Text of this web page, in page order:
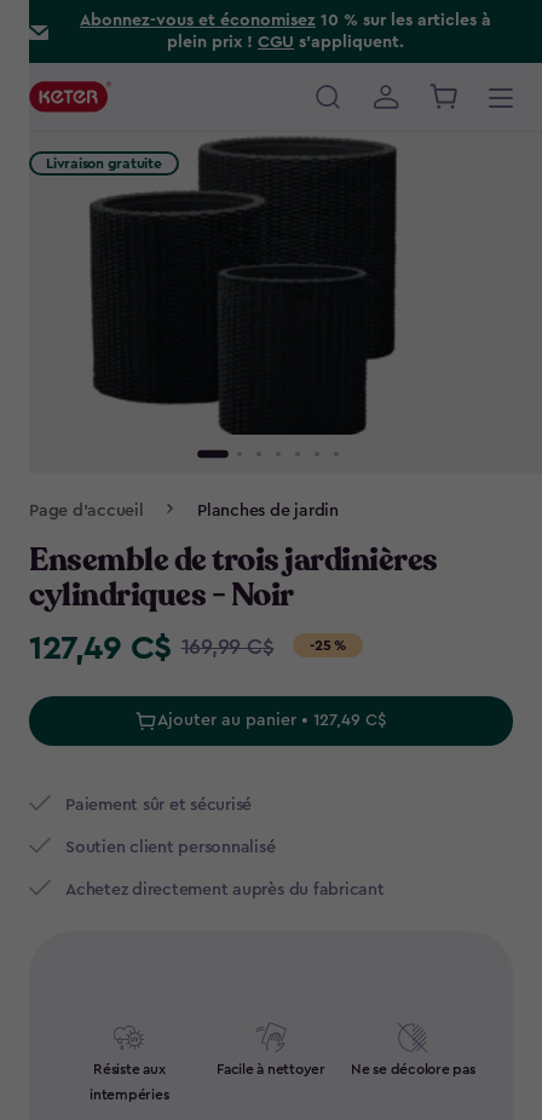
Abonnez-vous et économisez 10 % sur les articles à
plein prix ! CGU s’appliquent.
Main
Navigation
Page d'accueil Planches de jardin
Ensemble de trois jardinières
cylindriques - Noir
Price
169,99
C$
127,49
127,49 C$ 169,99 C$ -25 %
Ajouter au panier • 127,49 C$
Paiement sûr et sécurisé
Soutien client personnalisé
Achetez directement auprès du fabricant
Résiste aux
intempéries
Facile à nettoyer Ne se décolore pas
Livraison gratuite